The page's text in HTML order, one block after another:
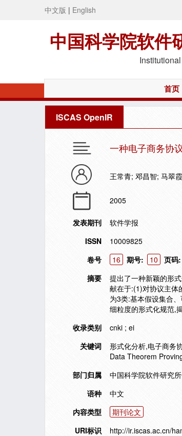
中文版 | English
中国科学院软件
首页
ISCAS OpenIR
一种电子商务协
王常青; 邓昌智; 马翠
2005
发表期刊
软件学报
ISSN
10009825
卷号
16 期号: 10 页码:
摘要
提出了一种新颖的形
献在于:(1)对协议主体
为3类:基本假设集合
细粒度的形式化规范,
收录类别
cnki ; ei
关键词
形式化分析,电子商务
Data Theorem
部门归属
中国科学院软件研究
语种
中文
内容类型
期刊论文
URI标识
http://ir.iscas.ac.cn/